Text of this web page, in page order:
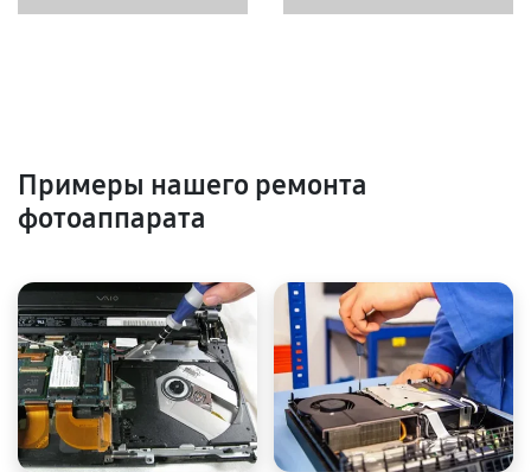
Примеры нашего ремонта
фотоаппарата